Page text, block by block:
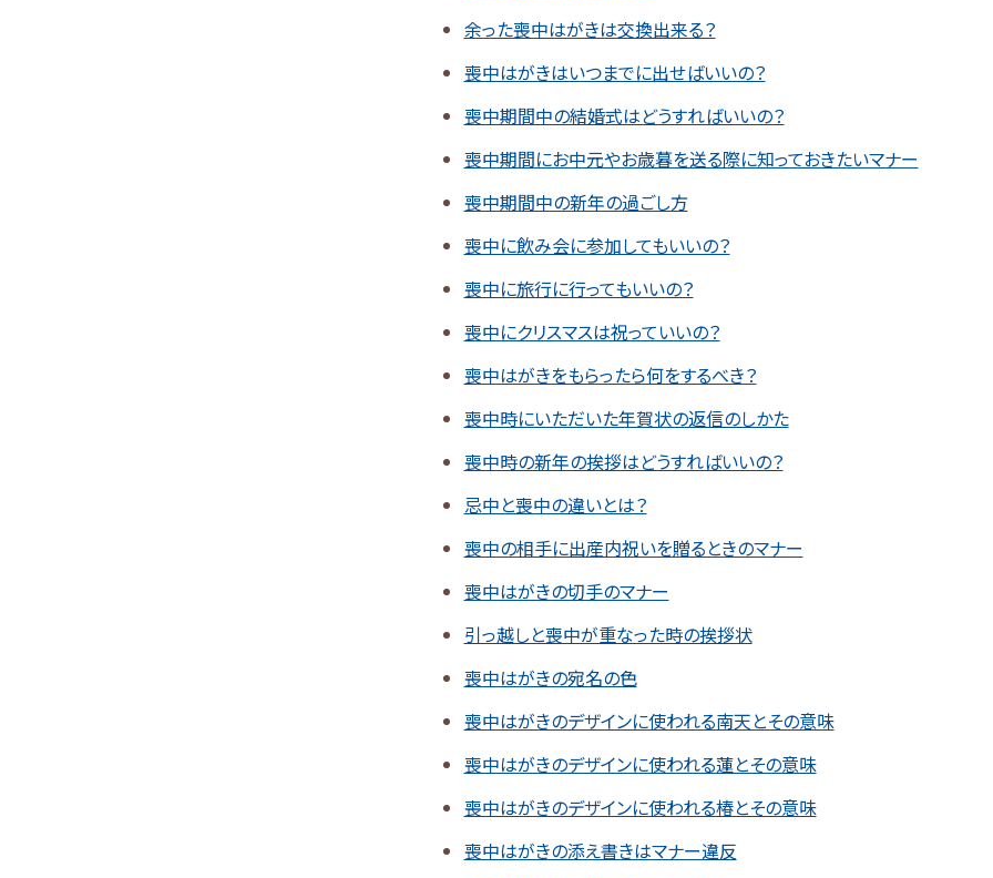
余った喪中はがきは交換出来る？
喪中はがきはいつまでに出せばいいの？
喪中期間中の結婚式はどうすればいいの？
喪中期間にお中元やお歳暮を送る際に知っておきたいマナー
喪中期間中の新年の過ごし方
喪中に飲み会に参加してもいいの？
喪中に旅行に行ってもいいの？
喪中にクリスマスは祝っていいの？
喪中はがきをもらったら何をするべき？
喪中時にいただいた年賀状の返信のしかた
喪中時の新年の挨拶はどうすればいいの？
忌中と喪中の違いとは？
喪中の相手に出産内祝いを贈るときのマナー
喪中はがきの切手のマナー
引っ越しと喪中が重なった時の挨拶状
喪中はがきの宛名の色
喪中はがきのデザインに使われる南天とその意味
喪中はがきのデザインに使われる蓮とその意味
喪中はがきのデザインに使われる椿とその意味
喪中はがきの添え書きはマナー違反